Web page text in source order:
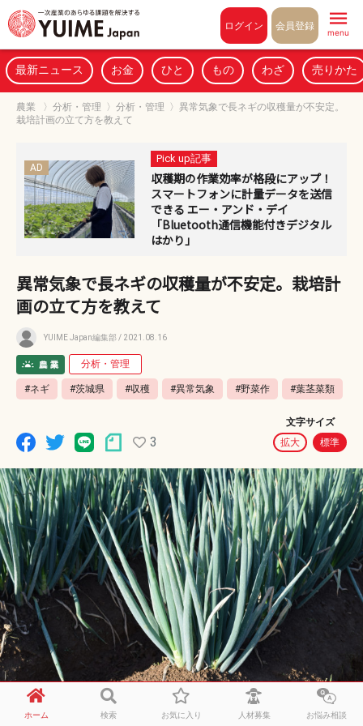
ログイン 会員登録
menu
最新ニュース お金 ひと もの わざ 売りかた
農業 〉 分析・管理 〉 分析・管理 〉 異常気象で長ネギの収穫量が不安定。
栽培計画の立て方を教えて
AD
Pick up記事
収穫期の作業効率が格段にアップ！
スマートフォンに計量データを送信
できる エー・アンド・デイ
「Bluetooth通信機能付きデジタル
はかり」
異常気象で長ネギの収穫量が不安定。栽培計
画の立て方を教えて
YUIME Japan編集部 / 2021.08.16
分析・管理
#ネギ #茨城県 #収穫 #異常気象 #野菜作 #葉茎菜類
3
文字サイズ
拡大
標準
ホーム 検索 お気に入り 人材募集 お悩み相談